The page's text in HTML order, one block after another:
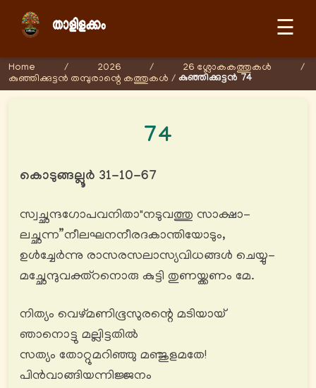
☰
Home / 2026 / 26 ശ്ലോകകത്തുകള്‍
/
കുഞ്ഞിക്കുട്ടൻ തമ്പുരാന്റെ കത്തുകള്‍ / കുഞ്ഞിക്കുട്ടൻ 74
74
കൊടുങ്ങല്ലൂർ 31-10-67
സ്വച്ഛന്ദഗോപവനിതാ"നടുവത്തു സാക്ഷാ-
ലച്ഛന്ന”നീലഘനനീരദകാന്തിയോടും,
ഉൾച്ചേർന്നു രാസരസലാസ്യവിധങ്ങൾ ചെയ്യു-
മച്ഛേന്ദുവക്ത്റനൊരു കുട്ടി തുണയ്ക്കണം മേ.
നിത്യം വെഴ്മണിഭൂസുരന്റെ മടിയായ്
ഞാനൊട്ടു മല്ലിട്ടതിൽ
സത്യം തോറ്റുമറിഞ്ഞു മഞ്ജുളമതേ!
പിൻവാങ്ങിയന്നിജ്ജനം